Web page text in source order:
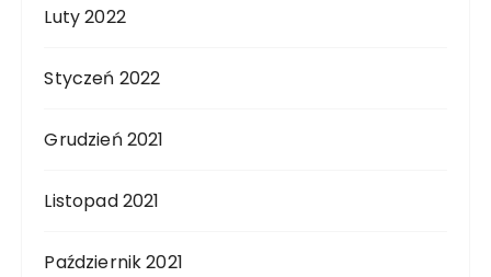
Luty 2022
Styczeń 2022
Grudzień 2021
Listopad 2021
Październik 2021